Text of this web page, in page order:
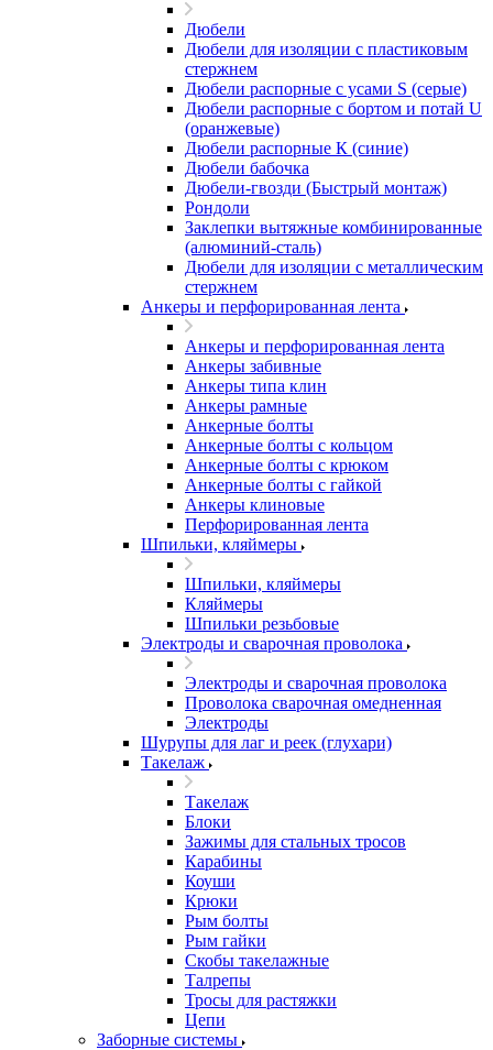
Дюбели
Дюбели для изоляции с пластиковым
стержнем
Дюбели распорные с усами S (серые)
Дюбели распорные c бортом и потай U
(оранжевые)
Дюбели распорные К (синие)
Дюбели бабочка
Дюбели-гвозди (Быстрый монтаж)
Рондоли
Заклепки вытяжные комбинированные
(алюминий-сталь)
Дюбели для изоляции с металлическим
стержнем
Анкеры и перфорированная лента
Анкеры и перфорированная лента
Анкеры забивные
Анкеры типа клин
Анкеры рамные
Анкерные болты
Анкерные болты с кольцом
Анкерные болты с крюком
Анкерные болты с гайкой
Анкеры клиновые
Перфорированная лента
Шпильки, кляймеры
Шпильки, кляймеры
Кляймеры
Шпильки резьбовые
Электроды и сварочная проволока
Электроды и сварочная проволока
Проволока сварочная омедненная
Электроды
Шурупы для лаг и реек (глухари)
Такелаж
Такелаж
Блоки
Зажимы для стальных тросов
Карабины
Коуши
Крюки
Рым болты
Рым гайки
Скобы такелажные
Талрепы
Тросы для растяжки
Цепи
Заборные системы